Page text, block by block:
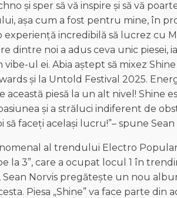
și sper să vă inspire și să vă
așa cum a fost pentru mine, în
experiență incredibilă să lucrez cu
dintre noi a adus ceva unic piesei,
vibe-ul ei. Abia aștept să mixez
și la Untold Festival 2025.
piesă la un alt nivel! Shine
și a străluci indiferent de
să faceți același lucru!”– spune Sean
al trendului Electro
la 3”, care a ocupat locul 1 în
Norvis pregătește un nou
Piesa „Shine” va face parte din